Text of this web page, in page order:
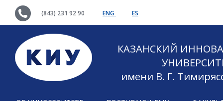
(843) 231 92 90 ENG ES
КАЗАНСКИЙ
имени В. Г.